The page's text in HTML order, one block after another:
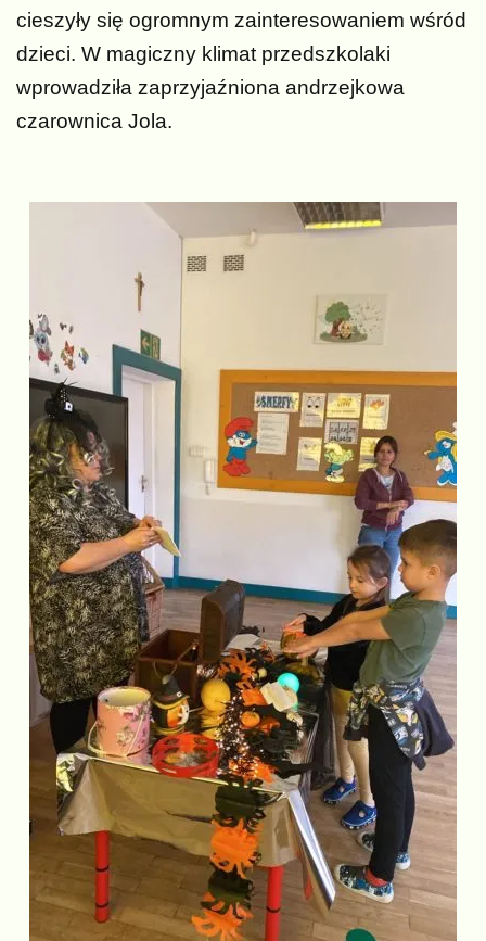
cieszyły się ogromnym zainteresowaniem wśród
dzieci. W magiczny klimat przedszkolaki
wprowadziła zaprzyjaźniona andrzejkowa
czarownica Jola.